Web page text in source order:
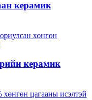
керамик
керамик